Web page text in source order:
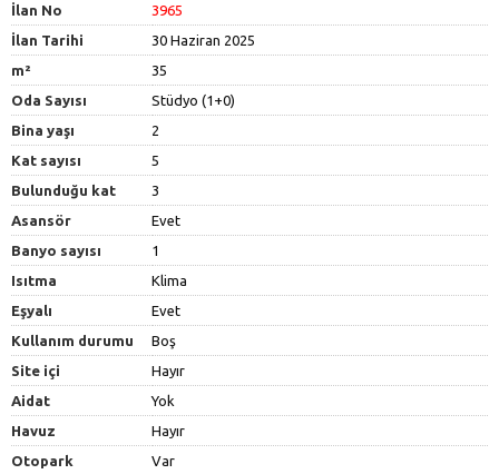
İlan No
3965
İlan Tarihi
30 Haziran 2025
m²
35
Oda Sayısı
Stüdyo (1+0)
Bina yaşı
2
Kat sayısı
5
Bulunduğu kat
3
Asansör
Evet
Banyo sayısı
1
Isıtma
Klima
Eşyalı
Evet
Kullanım durumu
Boş
Site içi
Hayır
Aidat
Yok
Havuz
Hayır
Otopark
Var